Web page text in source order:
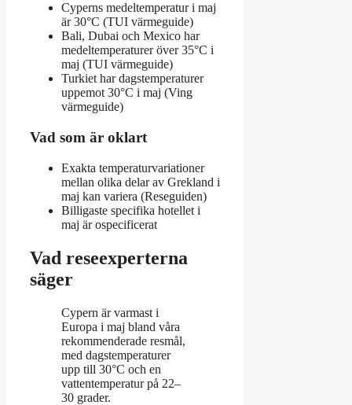
Cyperns medeltemperatur i maj
är 30°C (TUI värmeguide)
Bali, Dubai och Mexico har
medeltemperaturer över 35°C i
maj (TUI värmeguide)
Turkiet har dagstemperaturer
uppemot 30°C i maj (Ving
värmeguide)
Vad som är oklart
Exakta temperaturvariationer
mellan olika delar av Grekland i
maj kan variera (Reseguiden)
Billigaste specifika hotellet i
maj är ospecificerat
Vad reseexperterna
säger
Cypern är varmast i
Europa i maj bland våra
rekommenderade resmål,
med dagstemperaturer
upp till 30°C och en
vattentemperatur på 22–
30 grader.